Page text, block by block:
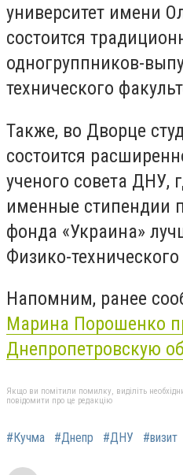
университет имени
состоится
одногруппников-
технического
Также, во Дворце
состоится
ученого совета ДНУ,
именные стипендии
фонда «Украина»
Физико-технического
Напомним, ранее
Марина Порошенко
Днепропетровскую
Якщо ви помітили помилку, виділіть
повідомити про це редакцію
#Кучма #Днепр #ДНУ #визит